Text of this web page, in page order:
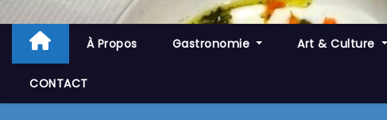
À Propos Gastronomie Art & Culture
CONTACT